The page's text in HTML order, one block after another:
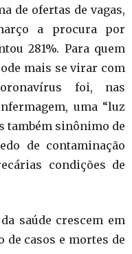
de ofertas de vagas,
a procura por
281%. Para quem
mais se virar com
foi, nas
uma “luz
também sinônimo de
de contaminação
condições de
saúde crescem em
casos e mortes de